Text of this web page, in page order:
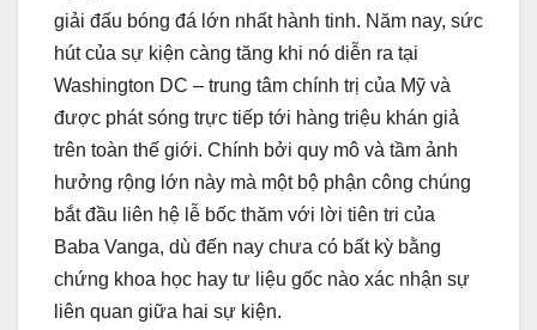
giải đấu bóng đá lớn nhất hành tinh. Năm nay, sức
hút của sự kiện càng tăng khi nó diễn ra tại
Washington DC – trung tâm chính trị của Mỹ và
được phát sóng trực tiếp tới hàng triệu khán giả
trên toàn thế giới. Chính bởi quy mô và tầm ảnh
hưởng rộng lớn này mà một bộ phận công chúng
bắt đầu liên hệ lễ bốc thăm với lời tiên tri của
Baba Vanga, dù đến nay chưa có bất kỳ bằng
chứng khoa học hay tư liệu gốc nào xác nhận sự
liên quan giữa hai sự kiện.